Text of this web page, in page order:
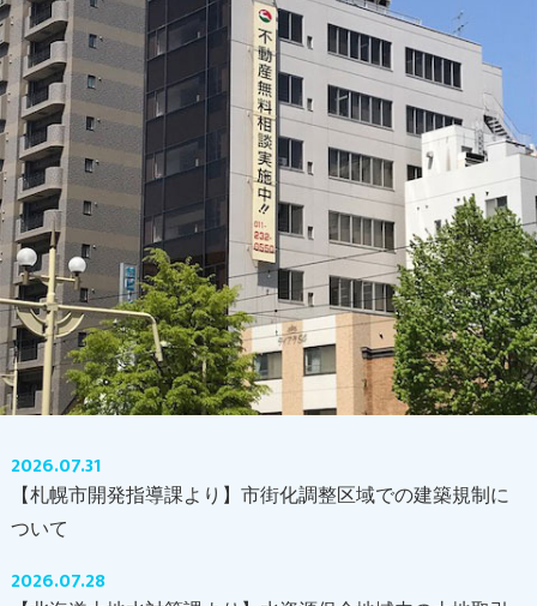
2026.07.31
【札幌市開発指導課より】市街化調整区域での建築規制に
ついて
2026.07.28